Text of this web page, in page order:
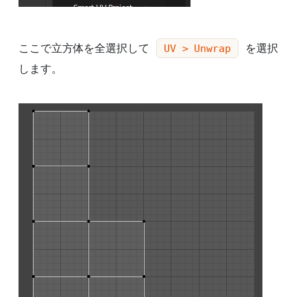
ここで立方体を全選択して UV > Unwrap
を選択
します。